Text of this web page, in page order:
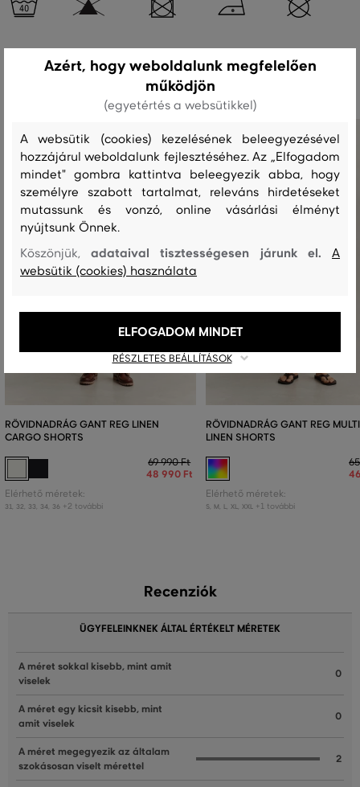
Ajánlott termékek
RÖVIDNADRÁG GANT REG LINEN
CARGO SHORTS
69 990 Ft
48 990 Ft
Elérhető méretek:
31 32 33 34 36 +2 további
RÖVIDNADRÁG GANT REG
LINEN SHORTS
Elérhető méretek:
S M L XL XXL +1 további
Recenziók
ÜGYFELEINKNEK ÁLTAL ÉRTÉKELT MÉRETEK
A méret sokkal kisebb, mint amit
viselek
0
A méret egy kicsit kisebb, mint
amit viselek
0
A méret megegyezik az általam
szokásosan viselt mérettel
2
Azért, hogy weboldalunk megfelelően
működjön
(egyetértés a websütikkel)
A websütik (cookies) kezelésének beleegyezésével
hozzájárul weboldalunk fejlesztéséhez. Az „Elfogadom
mindet" gombra kattintva beleegyezik abba, hogy
személyre szabott tartalmat, releváns hirdetéseket
mutassunk és vonzó, online vásárlási élményt
nyújtsunk Önnek.
Köszönjük,adataival tisztességesen járunk el.A
websütik (cookies) használata
RÉSZLETES BEÁLLÍTÁSOK
ELFOGADOM MINDET